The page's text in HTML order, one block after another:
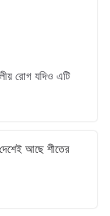
রোগ যদিও এটি
আছে শীতের